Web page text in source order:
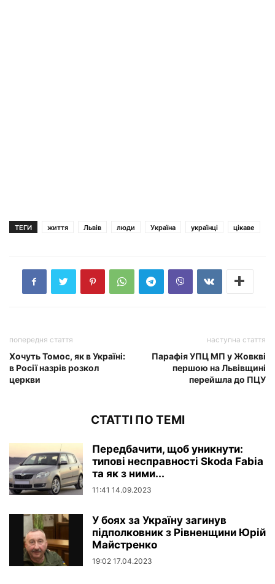
ТЕГИ життя Львів люди Україна українці цікаве
попередня стаття
Хочуть Томос, як в Україні:
в Росії назрів розкол
церкви
наступна стаття
Парафія УПЦ МП у Жовкві
першою на Львівщині
перейшла до ПЦУ
СТАТТІ ПО ТЕМІ
Передбачити, щоб уникнути:
типові несправності Skoda Fabia
та як з ними...
11:41 14.09.2023
У боях за Україну загинув
підполковник з Рівненщини Юрій
Майстренко
19:02 17.04.2023